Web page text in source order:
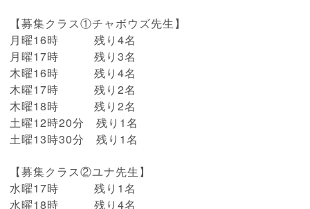
【募集クラス①チャボウズ先生】
月曜16時 残り4名
月曜17時 残り3名
木曜16時 残り4名
木曜17時 残り2名
木曜18時 残り2名
土曜12時20分 残り1名
土曜13時30分 残り1名
【募集クラス②ユナ先生】
水曜17時 残り1名
水曜18時 残り4名